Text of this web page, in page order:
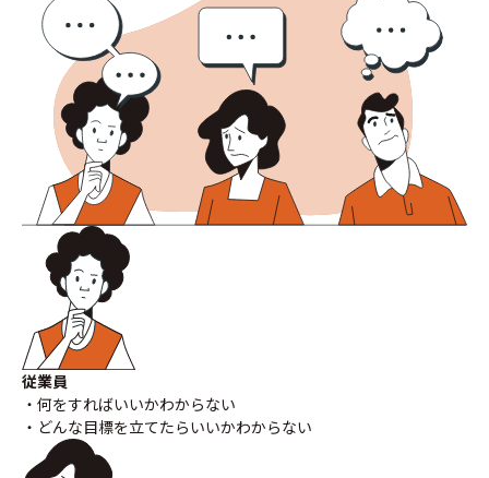
従業員
・何をすればいいかわからない
・どんな目標を立てたらいいかわからない